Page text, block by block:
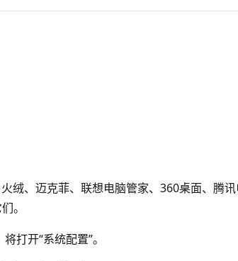
绒、迈克菲、联想电脑管家、360桌面、腾
。
打开“系统配置”。